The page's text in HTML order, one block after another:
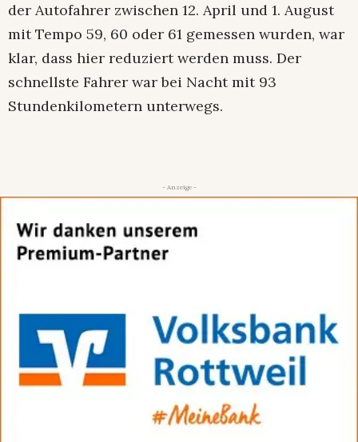
der Autofahrer zwischen 12. April und 1. August
mit Tempo 59, 60 oder 61 gemessen wurden, war
klar, dass hier reduziert werden muss. Der
schnellste Fahrer war bei Nacht mit 93
Stundenkilometern unterwegs.
- Anzeige -